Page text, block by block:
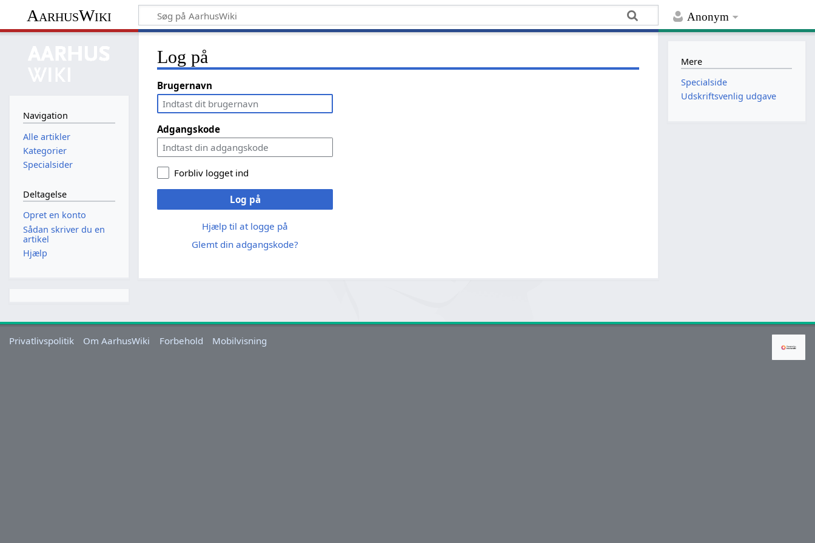
Anonym
AarhusWiki
Log på
Brugernavn
Adgangskode
Forbliv logget ind
Log på
Hjælp til at logge på
Glemt din adgangskode?
Navigation
Alle artikler
Kategorier
Specialsider
Deltagelse
Opret en konto
Sådan skriver du en
artikel
Hjælp
Mere
Specialside
Udskriftsvenlig udgave
Privatlivspolitik Om AarhusWiki Forbehold Mobilvisning